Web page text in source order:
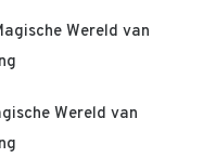
Wereld van
Wereld van